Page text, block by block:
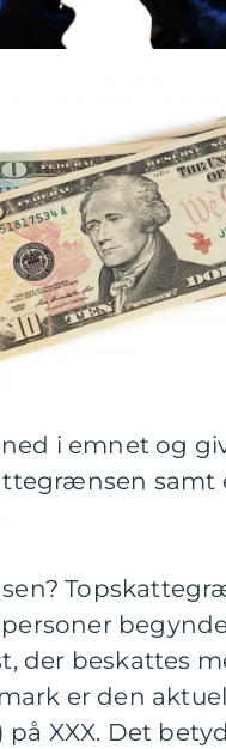
i emnet og
samt
der beskattes
er den
XXX. Det